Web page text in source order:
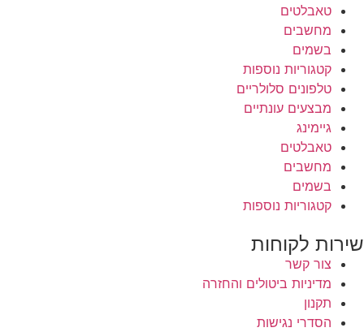
טאבלטים
מחשבים
בשמים
קטגוריות נוספות
טלפונים סלולריים
מבצעים עונתיים
גיימינג
טאבלטים
מחשבים
בשמים
קטגוריות נוספות
שירות לקוחות
צור קשר
מדיניות ביטולים והחזרה
תקנון
הסדרי נגישות